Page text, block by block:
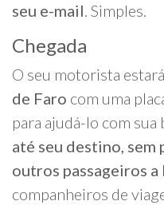
seu e-mail. Simples.
Chegada
O seu motorista
de Faro com uma
para ajudá-lo com sua
até seu destino, sem
outros passageiros
companheiros de